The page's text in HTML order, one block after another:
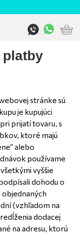
platby
stránke sú
je kupujúci
prijatí tovaru, s
ktoré majú
alebo
používame
vyššie
dohodu o
(vzhľadom na
dodacej
na adresu, ktorú